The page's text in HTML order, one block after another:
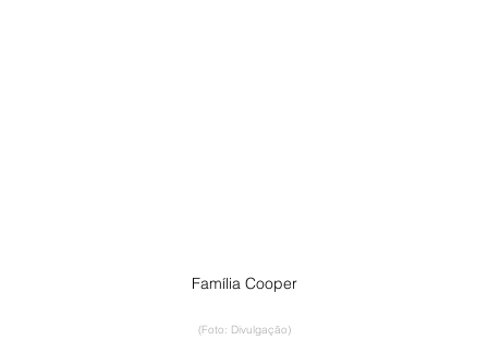
Família Cooper
(Foto: Divulgação)